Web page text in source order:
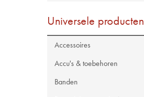
Universele producten
Accessoires
Accu's & toebehoren
Banden